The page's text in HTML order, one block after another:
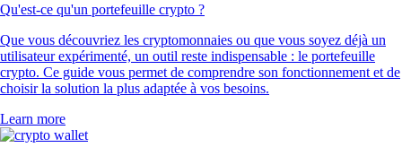
Qu'est-ce qu'un portefeuille crypto ?
Que vous découvriez les cryptomonnaies ou que vous soyez déjà un
utilisateur expérimenté, un outil reste indispensable : le portefeuille
crypto. Ce guide vous permet de comprendre son fonctionnement et de
choisir la solution la plus adaptée à vos besoins.
Learn more